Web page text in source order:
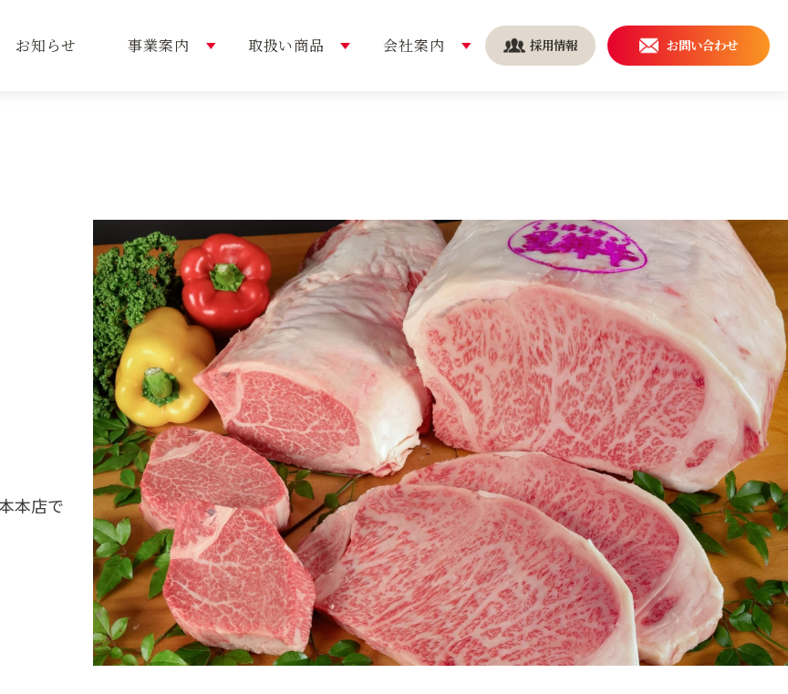
お知らせ 事業案内
選ばれる理由 安全・安心の取り組み
取扱い商品
おすすめレシピ
会社案内
トップメッセージ
持続可能な社会を実現する
ために
採用情報 お問い合わせ
本店で